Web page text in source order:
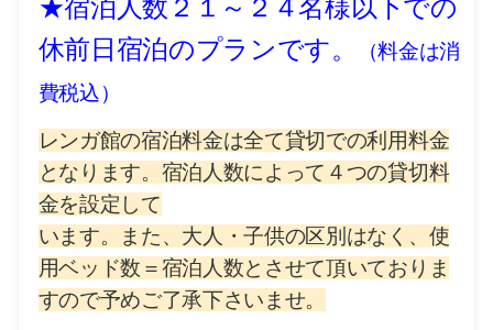
★宿泊人数２１～２４名様以下での
休前日宿泊のプランです。
（料金は消
費税込）
レンガ館の宿泊料金は全て貸切での利用料金
となります。宿泊人数によって４つの貸切料
金を設定して
います。また、大人・子供の区別はなく、使
用ベッド数＝宿泊人数とさせて頂いておりま
すので予めご了承下さいませ。